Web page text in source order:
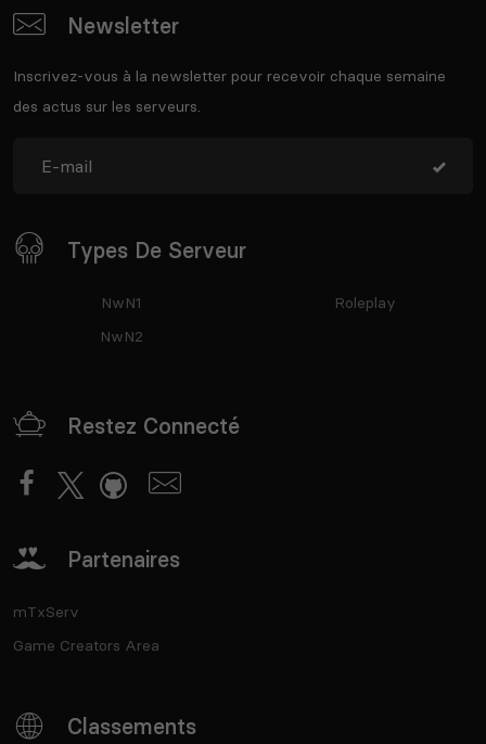
Newsletter
Inscrivez-vous à la newsletter pour recevoir chaque semaine
des actus sur les serveurs.
Types De Serveur
NwN1
NwN2
Roleplay
Restez Connecté
Partenaires
mTxServ
Game Creators Area
Classements